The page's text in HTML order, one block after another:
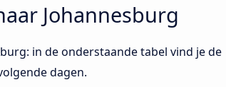
Johannesburg
in de onderstaande tabel vind je de
dagen.